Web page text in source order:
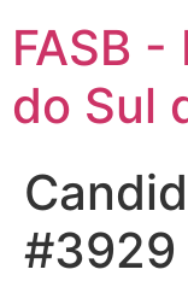
FASB
do Sul
#3929